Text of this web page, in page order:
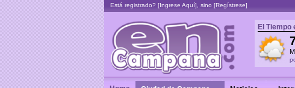
Está registrado? [Ingrese Aquí], sino [Regístrese]
El Tiempo